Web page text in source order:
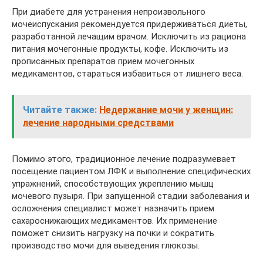
При диабете для устранения непроизвольного
мочеиспускания рекомендуется придерживаться диеты,
разработанной лечащим врачом. Исключить из рациона
питания мочегонные продукты, кофе. Исключить из
прописанных препаратов прием мочегонных
медикаментов, стараться избавиться от лишнего веса.
Читайте также: Недержание мочи у женщин:
лечение народными средствами
Помимо этого, традиционное лечение подразумевает
посещение пациентом ЛФК и выполнение специфических
упражнений, способствующих укреплению мышц
мочевого пузыря. При запущенной стадии заболевания и
осложнения специалист может назначить прием
сахароснижающих медикаментов. Их применение
поможет снизить нагрузку на почки и сократить
производство мочи для выведения глюкозы.